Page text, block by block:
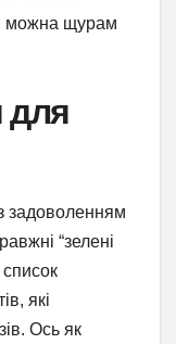
можна щурам
для
задоволенням
“зелені
які
Ось як